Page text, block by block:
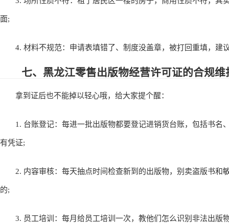
面;
4. 材料不规范：申请表填错了、制度没盖章，被打回重填，建
七、黑龙江零售出版物经营许可证的合规维
拿到证后也不能掉以轻心哦，给大家提个醒：
1. 台账登记：每进一批出版物都要登记进销货台账，包括书名
有凭证;
2. 内容审核：每天抽点时间检查新到的出版物，别卖盗版书和
的;
3. 员工培训：每月给员工培训一次，教他们怎么识别非法出版